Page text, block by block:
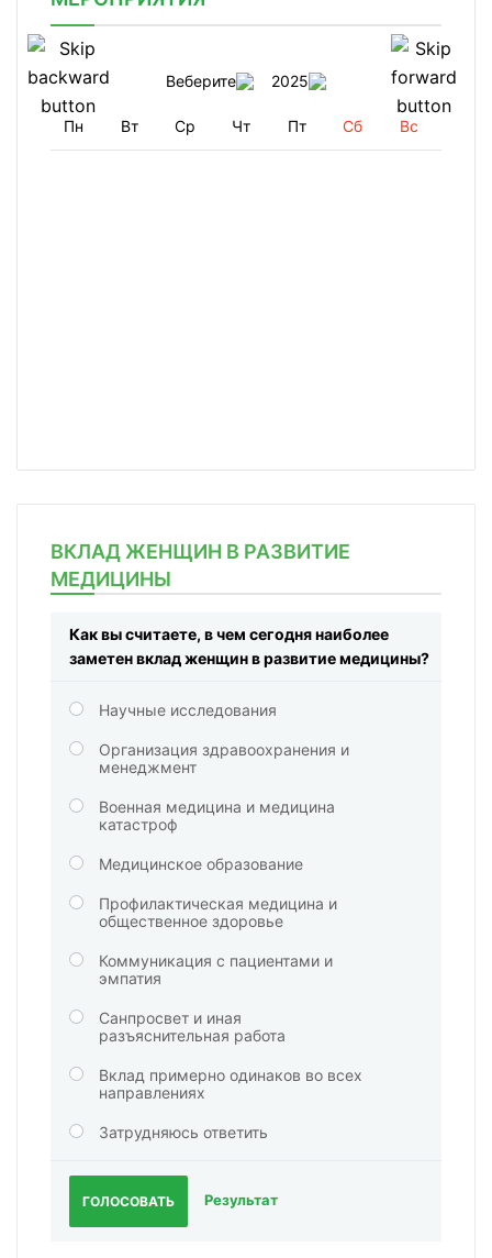
Веберите 2025
Пн Вт Ср Чт Пт Сб Вс
ВКЛАД ЖЕНЩИН В РАЗВИТИЕ
МЕДИЦИНЫ
Как вы считаете, в чем сегодня наиболее
заметен вклад женщин в развитие медицины?
Научные исследования
Организация здравоохранения и
менеджмент
Военная медицина и медицина
катастроф
Медицинское образование
Профилактическая медицина и
общественное здоровье
Коммуникация с пациентами и
эмпатия
Санпросвет и иная
разъяснительная работа
Вклад примерно одинаков во всех
направлениях
Затрудняюсь ответить
ГОЛОСОВАТЬ Результат